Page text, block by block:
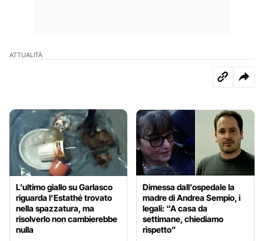
ATTUALITÀ
L’ultimo giallo su Garlasco
riguarda l’Estathé trovato
nella spazzatura, ma
risolverlo non cambierebbe
nulla
Dimessa dall’ospedale la
madre di Andrea Sempio, i
legali: “A casa da
settimane, chiediamo
rispetto”